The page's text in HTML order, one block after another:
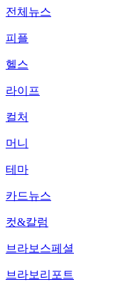
전체뉴스
피플
헬스
라이프
컬처
머니
테마
카드뉴스
컷&칼럼
브라보스페셜
브라보리포트